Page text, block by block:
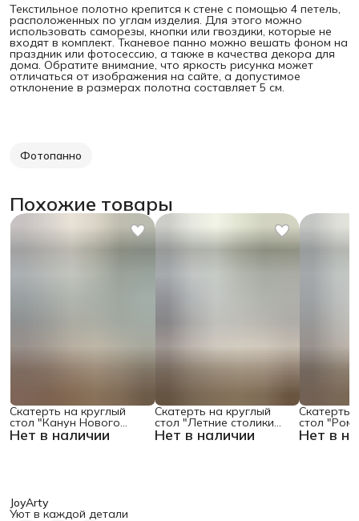
Текстильное полотно крепится к стене с помощью 4 петель,
расположенных по углам изделия. Для этого можно
использовать саморезы, кнопки или гвоздики, которые не
входят в комплект. Тканевое панно можно вешать фоном на
праздник или фотосессию, а также в качества декора для
дома. Обратите внимание, что яркость рисунка может
отличаться от изображения на сайте, а допустимое
отклонение в размерах полотна составляет 5 см.
Фотопанно
Похожие товары
Нет в наличии
Скатерть на круглый
стол "Канун Нового
Года", 150х150 , серия Нет в наличии
Скатерть на круглый
стол "Летние столики
кафе", 150х150 Нет в
Скатерть
стол
поляне",
JoyArty
Уют в каждой детали